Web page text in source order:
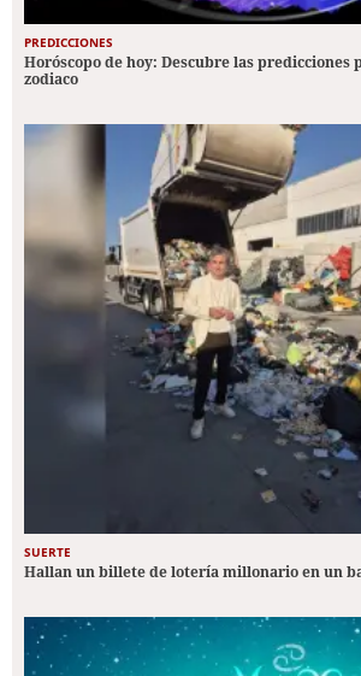
PREDICCIONES
Horóscopo de hoy: Descubre las predicciones
zodiaco
SUERTE
Hallan un billete de lotería millonario en un